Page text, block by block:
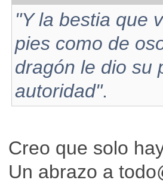
"Y la bestia que
pies como de
dragón le dio su
autoridad".
Creo que solo
Un abrazo a